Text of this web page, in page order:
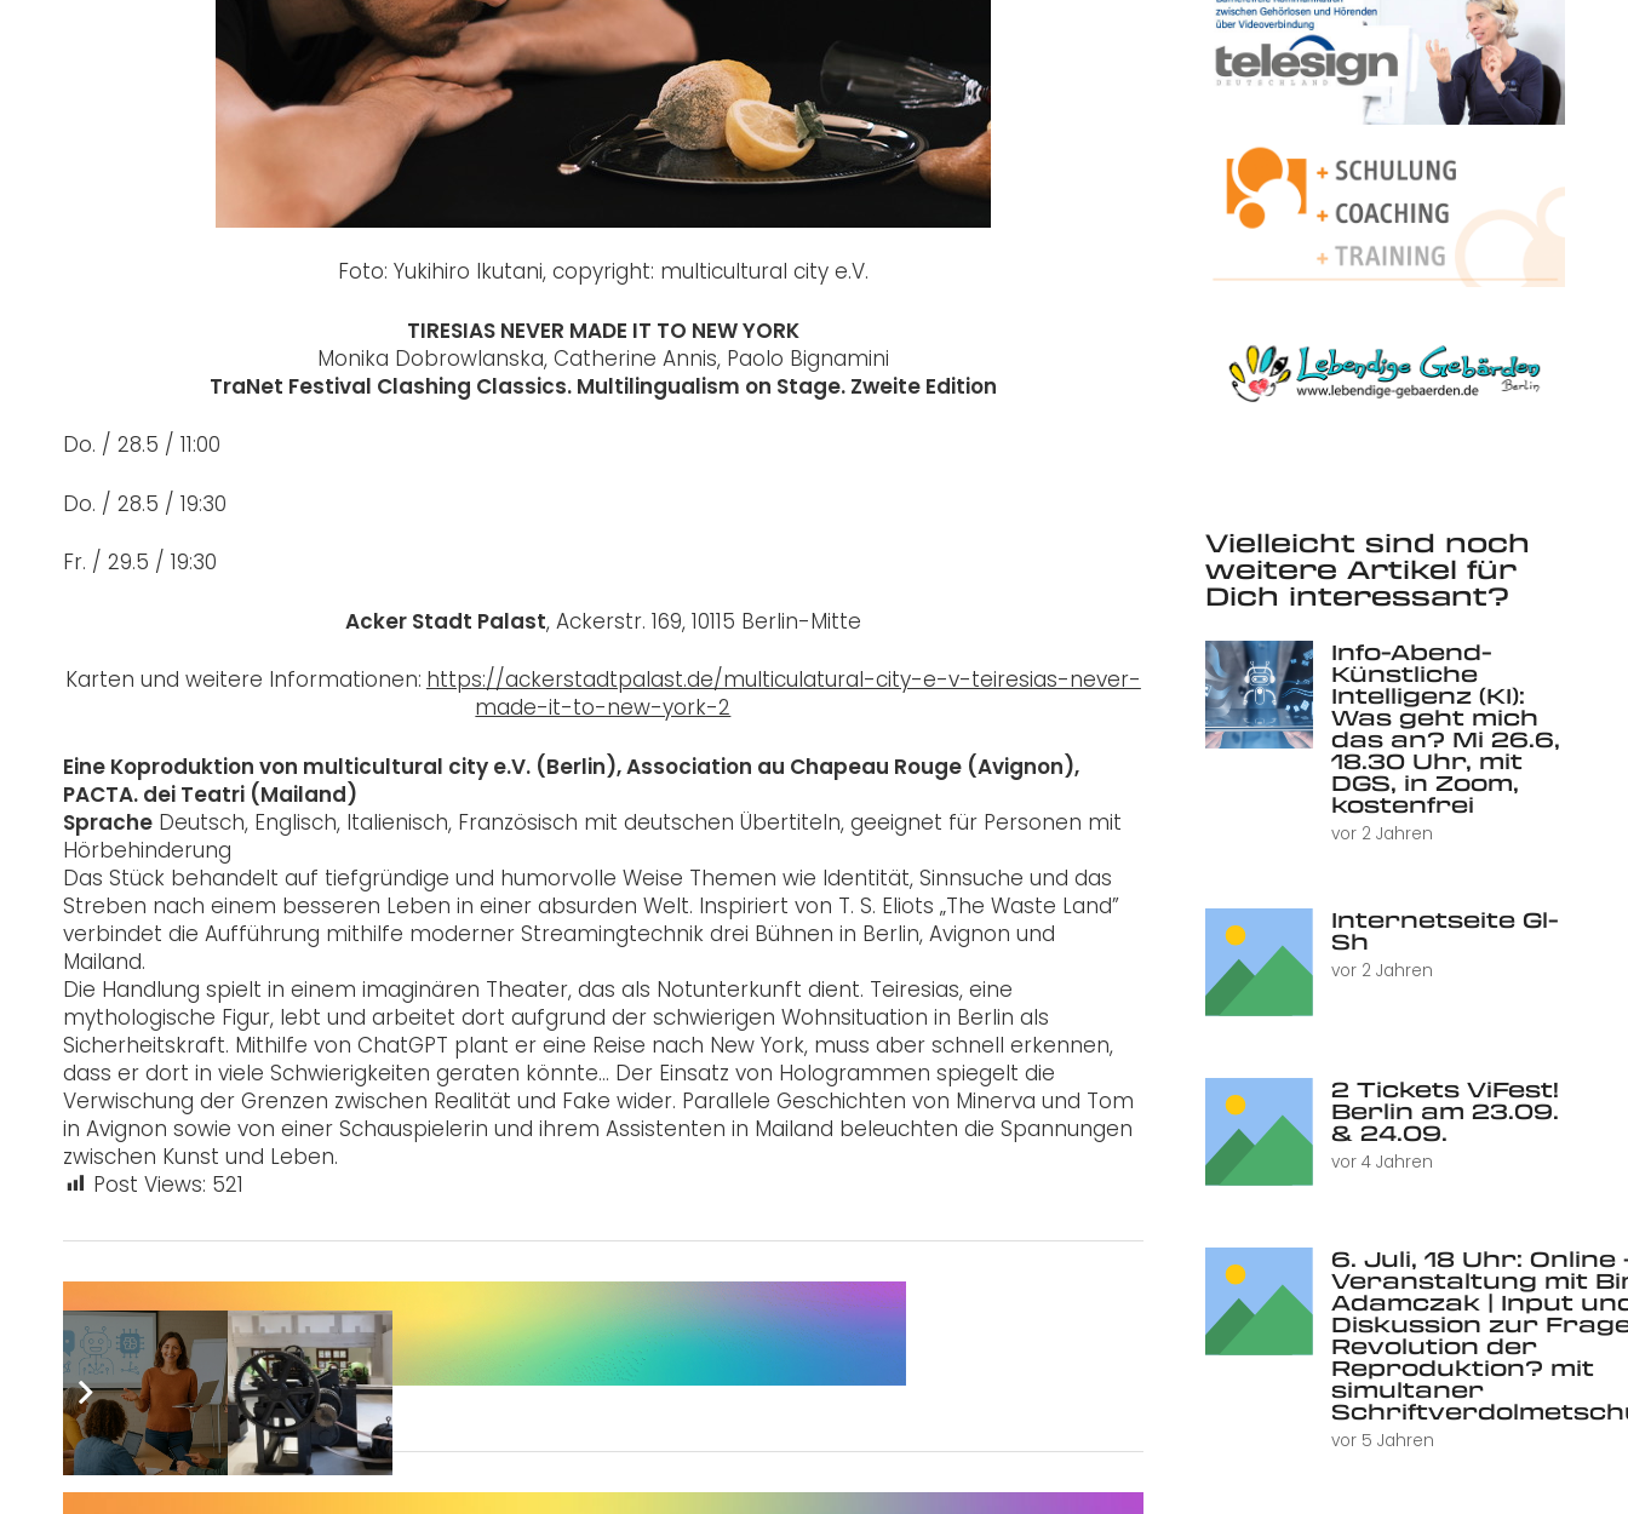
Foto: Yukihiro Ikutani, copyright: multicultural city e.V.
TIRESIAS NEVER MADE IT TO NEW YORK
Monika Dobrowlanska, Catherine Annis, Paolo Bignamini
TraNet Festival Clashing Classics. Multilingualism on Stage. Zweite Edition
Do. / 28.5 / 11:00
Do. / 28.5 / 19:30
Fr. / 29.5 / 19:30
Acker Stadt Palast, Ackerstr. 169, 10115 Berlin-Mitte
Karten und weitere Informationen: https://ackerstadtpalast.de/multiculatural-city-e-v-teiresias-never-
made-it-to-new-york-2
Eine Koproduktion von multicultural city e.V. (Berlin), Association au Chapeau Rouge (Avignon),
PACTA. dei Teatri (Mailand)
Sprache Deutsch, Englisch, Italienisch, Französisch mit deutschen Übertiteln, geeignet für Personen mit
Hörbehinderung
Das Stück behandelt auf tiefgründige und humorvolle Weise Themen wie Identität, Sinnsuche und das
Streben nach einem besseren Leben in einer absurden Welt. Inspiriert von T. S. Eliots „The Waste Land”
verbindet die Aufführung mithilfe moderner Streamingtechnik drei Bühnen in Berlin, Avignon und
Mailand.
Die Handlung spielt in einem imaginären Theater, das als Notunterkunft dient. Teiresias, eine
mythologische Figur, lebt und arbeitet dort aufgrund der schwierigen Wohnsituation in Berlin als
Sicherheitskraft. Mithilfe von ChatGPT plant er eine Reise nach New York, muss aber schnell erkennen,
dass er dort in viele Schwierigkeiten geraten könnte… Der Einsatz von Hologrammen spiegelt die
Verwischung der Grenzen zwischen Realität und Fake wider. Parallele Geschichten von Minerva und Tom
in Avignon sowie von einer Schauspielerin und ihrem Assistenten in Mailand beleuchten die Spannungen
zwischen Kunst und Leben.
Post Views: 521
Sie wünschen sich auch eine Werbeanzeige?
Vielleicht sind noch
weitere Artikel für
Dich interessant?
Info-Abend-
Künstliche
Intelligenz (KI):
Was geht mich
das an? Mi 26.6,
18.30 Uhr, mit
DGS, in Zoom,
kostenfrei
vor 2 Jahren
Internetseite Gl-
Sh
vor 2 Jahren
2 Tickets ViFest!
Berlin am 23.09.
& 24.09.
vor 4 Jahren
6. Juli, 18 Uhr: Online
Veranstaltung mit
Adamczak | Input
Diskussion zur
Revolution der
Reproduktion? mit
simultaner
vor 5 Jahren